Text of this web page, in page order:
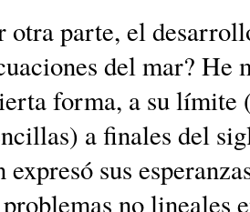
otra parte, el
del mar? He
forma, a su límite
a finales del
sus
no lineales